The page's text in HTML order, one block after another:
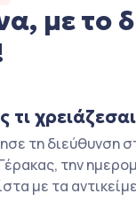
με το
τι χρειάζεσαι
τη διεύθυνση
την
με τα